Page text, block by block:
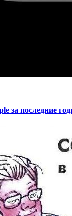
за последние